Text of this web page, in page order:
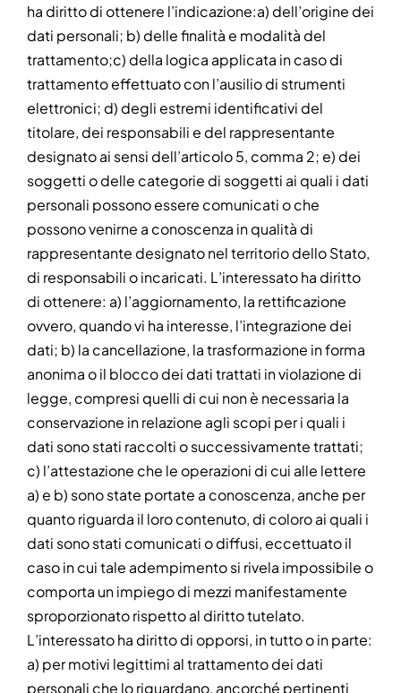
ha diritto di ottenere l’indicazione:a) dell’origine dei
dati personali; b) delle finalità e modalità del
trattamento;c) della logica applicata in caso di
trattamento effettuato con l’ausilio di strumenti
elettronici; d) degli estremi identificativi del
titolare, dei responsabili e del rappresentante
designato ai sensi dell’articolo 5, comma 2; e) dei
soggetti o delle categorie di soggetti ai quali i dati
personali possono essere comunicati o che
possono venirne a conoscenza in qualità di
rappresentante designato nel territorio dello Stato,
di responsabili o incaricati. L’interessato ha diritto
di ottenere: a) l’aggiornamento, la rettificazione
ovvero, quando vi ha interesse, l’integrazione dei
dati; b) la cancellazione, la trasformazione in forma
anonima o il blocco dei dati trattati in violazione di
legge, compresi quelli di cui non è necessaria la
conservazione in relazione agli scopi per i quali i
dati sono stati raccolti o successivamente trattati;
c) l’attestazione che le operazioni di cui alle lettere
a) e b) sono state portate a conoscenza, anche per
quanto riguarda il loro contenuto, di coloro ai quali i
dati sono stati comunicati o diffusi, eccettuato il
caso in cui tale adempimento si rivela impossibile o
comporta un impiego di mezzi manifestamente
sproporzionato rispetto al diritto tutelato.
L’interessato ha diritto di opporsi, in tutto o in parte:
a) per motivi legittimi al trattamento dei dati
personali che lo riguardano, ancorché pertinenti